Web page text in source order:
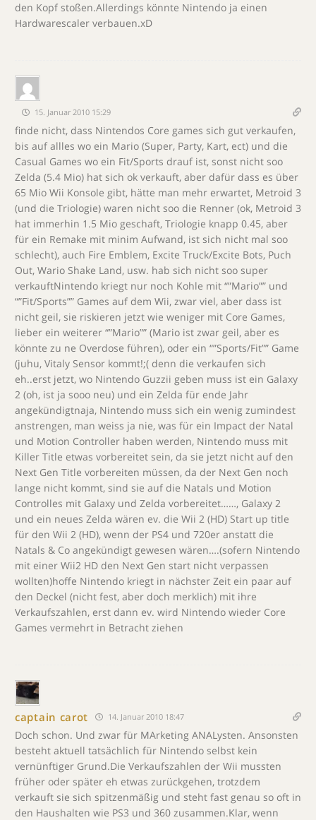
den Kopf stoßen.Allerdings könnte Nintendo ja einen
Hardwarescaler verbauen.xD
15. Januar 2010 15:29
finde nicht, dass Nintendos Core games sich gut verkaufen,
bis auf allles wo ein Mario (Super, Party, Kart, ect) und die
Casual Games wo ein Fit/Sports drauf ist, sonst nicht soo
Zelda (5.4 Mio) hat sich ok verkauft, aber dafür dass es über
65 Mio Wii Konsole gibt, hätte man mehr erwartet, Metroid 3
(und die Triologie) waren nicht soo die Renner (ok, Metroid 3
hat immerhin 1.5 Mio geschaft, Triologie knapp 0.45, aber
für ein Remake mit minim Aufwand, ist sich nicht mal soo
schlecht), auch Fire Emblem, Excite Truck/Excite Bots, Puch
Out, Wario Shake Land, usw. hab sich nicht soo super
verkauftNintendo kriegt nur noch Kohle mit “”Mario”” und
“”Fit/Sports”” Games auf dem Wii, zwar viel, aber dass ist
nicht geil, sie riskieren jetzt wie weniger mit Core Games,
lieber ein weiterer “”Mario”” (Mario ist zwar geil, aber es
könnte zu ne Overdose führen), oder ein “”Sports/Fit”” Game
(juhu, Vitaly Sensor kommt!;( denn die verkaufen sich
eh..erst jetzt, wo Nintendo Guzzii geben muss ist ein Galaxy
2 (oh, ist ja sooo neu) und ein Zelda für ende Jahr
angekündigtnaja, Nintendo muss sich ein wenig zumindest
anstrengen, man weiss ja nie, was für ein Impact der Natal
und Motion Controller haben werden, Nintendo muss mit
Killer Title etwas vorbereitet sein, da sie jetzt nicht auf den
Next Gen Title vorbereiten müssen, da der Next Gen noch
lange nicht kommt, sind sie auf die Natals und Motion
Controlles mit Galaxy und Zelda vorbereitet……, Galaxy 2
und ein neues Zelda wären ev. die Wii 2 (HD) Start up title
für den Wii 2 (HD), wenn der PS4 und 720er anstatt die
Natals & Co angekündigt gewesen wären….(sofern Nintendo
mit einer Wii2 HD den Next Gen start nicht verpassen
wollten)hoffe Nintendo kriegt in nächster Zeit ein paar auf
den Deckel (nicht fest, aber doch merklich) mit ihre
Verkaufszahlen, erst dann ev. wird Nintendo wieder Core
Games vermehrt in Betracht ziehen
captain carot 14. Januar 2010 18:47
Doch schon. Und zwar für MArketing ANALysten. Ansonsten
besteht aktuell tatsächlich für Nintendo selbst kein
vernünftiger Grund.Die Verkaufszahlen der Wii mussten
früher oder später eh etwas zurückgehen, trotzdem
verkauft sie sich spitzenmäßig und steht fast genau so oft in
den Haushalten wie PS3 und 360 zusammen.Klar, wenn